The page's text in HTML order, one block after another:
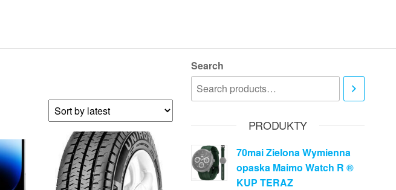
Search
PRODUKTY
70mai Zielona Wymienna
opaska Maimo Watch R ®
KUP TERAZ